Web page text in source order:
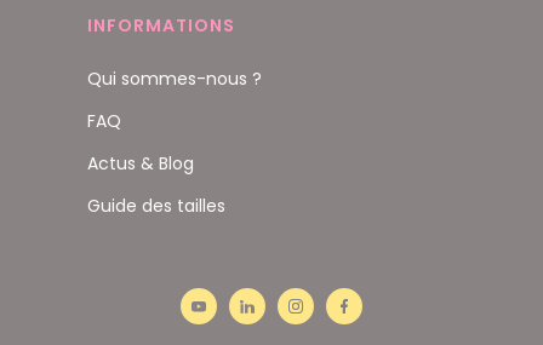
INFORMATIONS
Qui sommes-nous ?
FAQ
Actus & Blog
Guide des tailles